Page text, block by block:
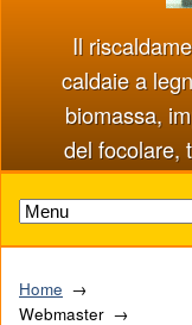
Il
caldaie a
biomassa,
del focolare,
Home
Webmaster